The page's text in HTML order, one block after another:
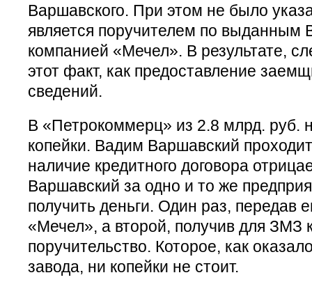
Варшавского. При этом не было
является поручителем по выданным
компанией «Мечел». В результате,
этот факт, как предоставление
сведений.
В «Петрокоммерц» из 2.8 млрд. руб.
копейки. Вадим Варшавский
наличие кредитного договора
Варшавский за одно и то же
получить деньги. Один раз, передав
«Мечел», а второй, получив для ЗМЗ
поручительство. Которое, как
завода, ни копейки не стоит.